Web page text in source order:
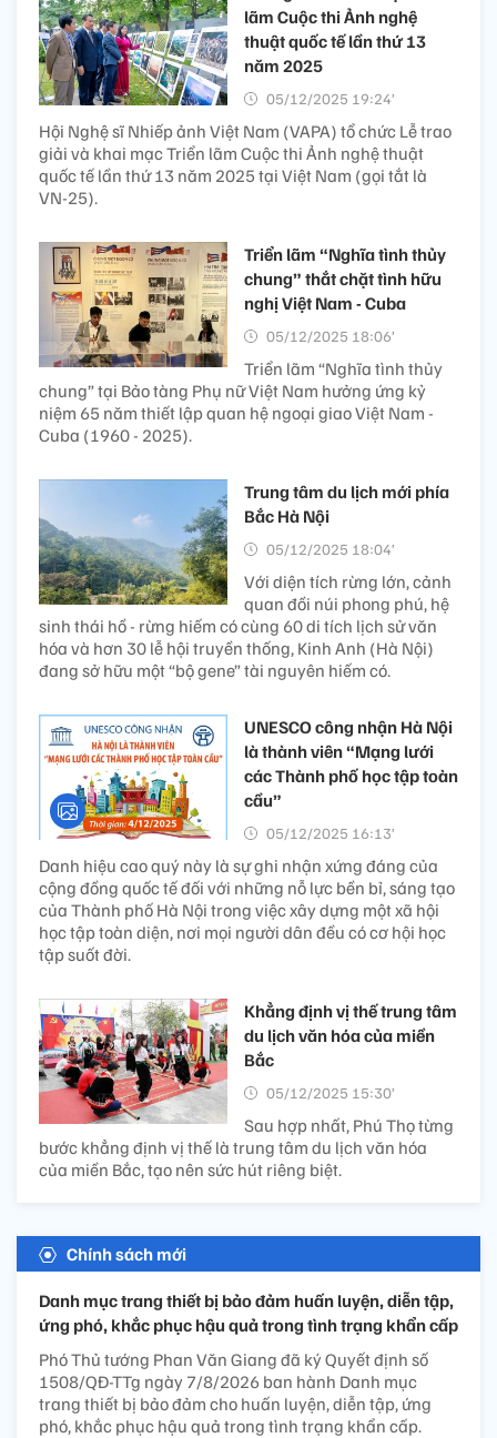
lãm Cuộc thi Ảnh nghệ
thuật quốc tế lần thứ 13
năm 2025
05/12/2025 19:24’
Hội Nghệ sĩ Nhiếp ảnh Việt Nam (VAPA) tổ chức Lễ trao
giải và khai mạc Triển lãm Cuộc thi Ảnh nghệ thuật
quốc tế lần thứ 13 năm 2025 tại Việt Nam (gọi tắt là
VN-25).
Triển lãm “Nghĩa tình thủy
chung” thắt chặt tình hữu
nghị Việt Nam - Cuba
05/12/2025 18:06’
Triển lãm “Nghĩa tình thủy
chung” tại Bảo tàng Phụ nữ Việt Nam hưởng ứng kỷ
niệm 65 năm thiết lập quan hệ ngoại giao Việt Nam -
Cuba (1960 - 2025).
Trung tâm du lịch mới phía
Bắc Hà Nội
05/12/2025 18:04’
Với diện tích rừng lớn, cảnh
quan đồi núi phong phú, hệ
sinh thái hồ - rừng hiếm có cùng 60 di tích lịch sử văn
hóa và hơn 30 lễ hội truyền thống, Kinh Anh (Hà Nội)
đang sở hữu một “bộ gene” tài nguyên hiếm có.
UNESCO công nhận Hà Nội
là thành viên “Mạng lưới
các Thành phố học tập toàn
cầu”
05/12/2025 16:13’
Danh hiệu cao quý này là sự ghi nhận xứng đáng của
cộng đồng quốc tế đối với những nỗ lực bền bỉ, sáng tạo
của Thành phố Hà Nội trong việc xây dựng một xã hội
học tập toàn diện, nơi mọi người dân đều có cơ hội học
tập suốt đời.
Khẳng định vị thế trung tâm
du lịch văn hóa của miền
Bắc
05/12/2025 15:30’
Sau hợp nhất, Phú Thọ từng
bước khẳng định vị thế là trung tâm du lịch văn hóa
của miền Bắc, tạo nên sức hút riêng biệt.
Chính sách mới
Danh mục trang thiết bị bảo đảm huấn luyện, diễn tập,
ứng phó, khắc phục hậu quả trong tình trạng khẩn cấp
Phó Thủ tướng Phan Văn Giang đã ký Quyết định số
1508/QĐ-TTg ngày 7/8/2026 ban hành Danh mục
trang thiết bị bảo đảm cho huấn luyện, diễn tập, ứng
phó, khắc phục hậu quả trong tình trạng khẩn cấp.